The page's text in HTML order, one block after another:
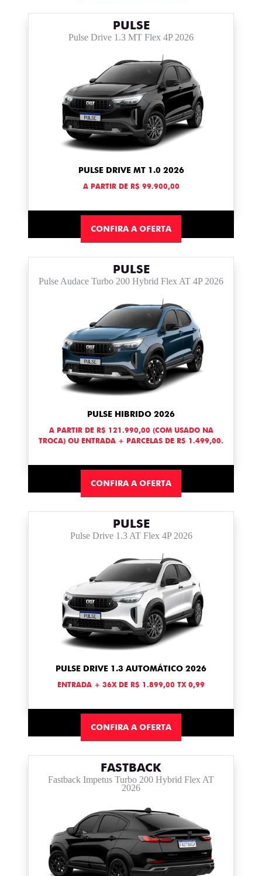
PULSE
Pulse Drive 1.3 MT Flex 4P 2026
PULSE DRIVE MT 1.0 2026
A PARTIR DE R$ 99.900,00
CONFIRA A OFERTA
PULSE
Pulse Audace Turbo 200 Hybrid Flex AT 4P 2026
PULSE HIBRIDO 2026
A PARTIR DE R$ 121.990,00 (COM USADO NA
TROCA) OU ENTRADA + PARCELAS DE R$ 1.499,00.
CONFIRA A OFERTA
PULSE
Pulse Drive 1.3 AT Flex 4P 2026
PULSE DRIVE 1.3 AUTOMÁTICO 2026
ENTRADA + 36X DE R$ 1.899,00 TX 0,99
CONFIRA A OFERTA
FASTBACK
Fastback Impetus Turbo 200 Hybrid Flex AT
2026